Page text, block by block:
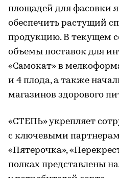
площадей для фасовки
обеспечить растущий
продукцию. В текущем
объемы поставок для
«Самокат» в
и 4 плода, а также
магазинов здорового
«СТЕПЬ» укрепляет
с ключевыми
«Пятерочка»,
полках представлены